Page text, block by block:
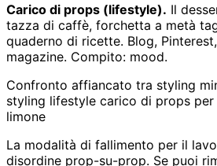
Carico di props (lifestyle). Il
tazza di caffè, forchetta a metà
quaderno di ricette. Blog,
magazine. Compito: mood.
Confronto affiancato tra styling
styling lifestyle carico di props
limone
La modalità di fallimento per il
disordine prop-su-prop. Se puoi